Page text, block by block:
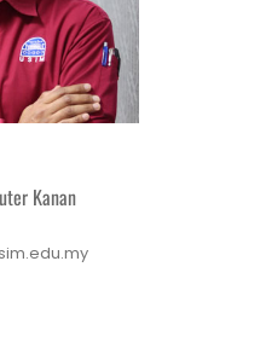
Kanan